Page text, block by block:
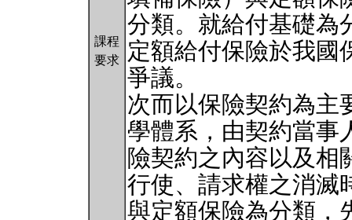
課程
要求
分類。就給付基礎為
定額給付保險於我國
爭議。
次而以保險契約為主
學體系，由契約當事
險契約之內容以及相
行使、請求權之消滅
與定額保險為分類，